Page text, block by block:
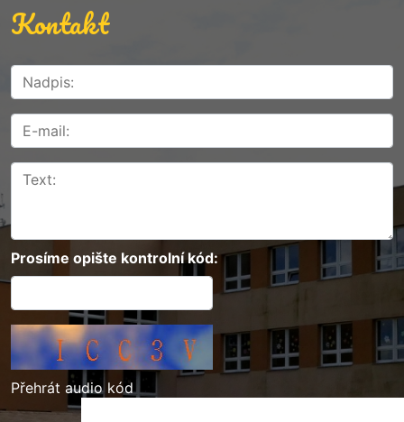
Kontakt
Prosíme opište kontrolní kód:
Přehrát audio kód